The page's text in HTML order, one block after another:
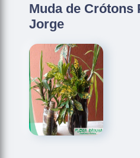
Muda de Crótons
Jorge